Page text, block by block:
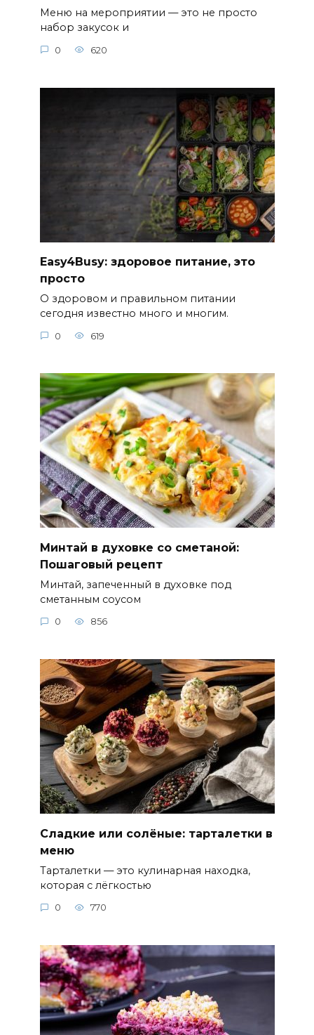
Меню на мероприятии — это не просто
набор закусок и
0 620
Easy4Busy: здоровое питание, это
просто
О здоровом и правильном питании
сегодня известно много и многим.
0 619
Минтай в духовке со сметаной:
Пошаговый рецепт
Минтай, запеченный в духовке под
сметанным соусом
0 856
Сладкие или солёные: тарталетки в
меню
Тарталетки — это кулинарная находка,
которая с лёгкостью
0 770